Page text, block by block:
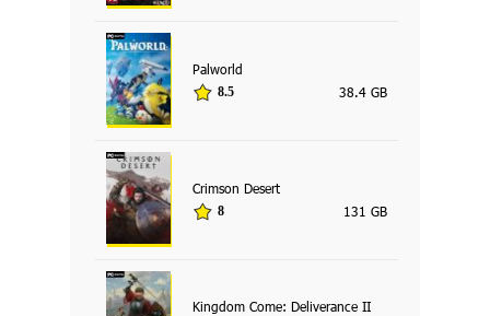
Palworld
8.5 38.4 GB
Crimson Desert
8 131 GB
Kingdom Come: Deliverance II